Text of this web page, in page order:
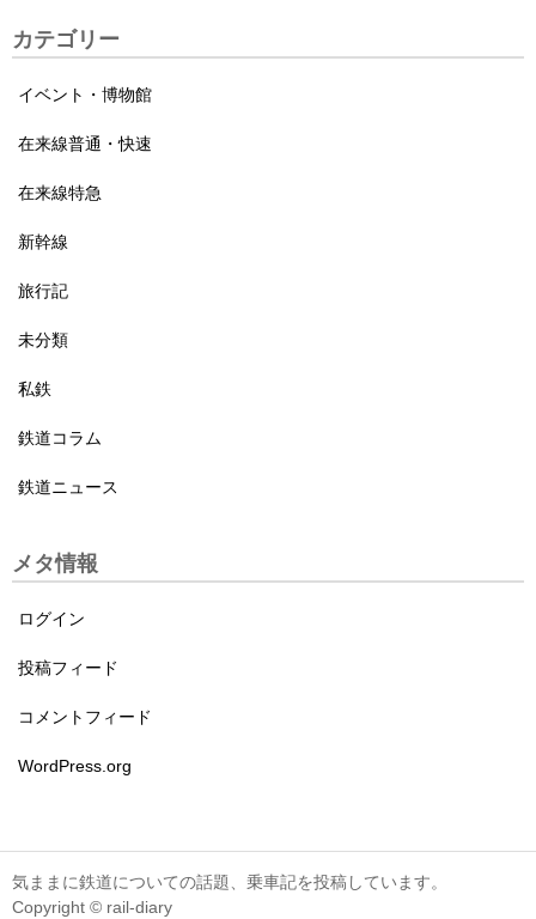
カテゴリー
イベント・博物館
在来線普通・快速
在来線特急
新幹線
旅行記
未分類
私鉄
鉄道コラム
鉄道ニュース
メタ情報
ログイン
投稿フィード
コメントフィード
WordPress.org
気ままに鉄道についての話題、乗車記を投稿しています。
Copyright © rail-diary